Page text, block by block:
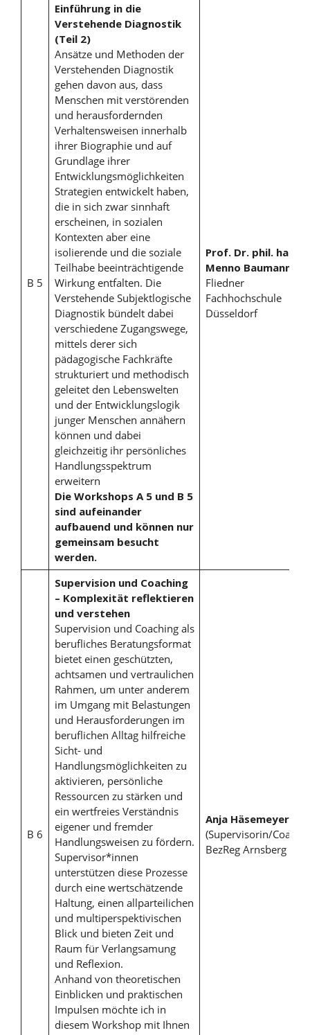
B 5
Einführung in die
Verstehende Diagnostik
(Teil 2)
Ansätze und Methoden der
Verstehenden Diagnostik
gehen davon aus, dass
Menschen mit verstörenden
und herausfordernden
Verhaltensweisen innerhalb
ihrer Biographie und auf
Grundlage ihrer
Entwicklungsmöglichkeiten
Strategien entwickelt haben,
die in sich zwar sinnhaft
erscheinen, in sozialen
Kontexten aber eine
isolierende und die soziale
Teilhabe beeinträchtigende
Wirkung entfalten. Die
Verstehende Subjektlogische
Diagnostik bündelt dabei
verschiedene Zugangswege,
mittels derer sich
pädagogische Fachkräfte
strukturiert und methodisch
geleitet den Lebenswelten
und der Entwicklungslogik
junger Menschen annähern
können und dabei
gleichzeitig ihr persönliches
Handlungsspektrum
erweitern
Die Workshops A 5 und B 5
sind aufeinander
aufbauend und können nur
gemeinsam besucht
werden.
Prof. Dr. phil. habil.
Menno Baumann
Fliedner
Fachhochschule
Düsseldorf
B 6
Supervision und Coaching
– Komplexität reflektieren
und verstehen
Supervision und Coaching als
berufliches Beratungsformat
bietet einen geschützten,
achtsamen und vertraulichen
Rahmen, um unter anderem
im Umgang mit Belastungen
und Herausforderungen im
beruflichen Alltag hilfreiche
Sicht- und
Handlungsmöglichkeiten zu
aktivieren, persönliche
Ressourcen zu stärken und
ein wertfreies Verständnis
eigener und fremder
Handlungsweisen zu fördern.
Supervisor*innen
unterstützen diese Prozesse
durch eine wertschätzende
Haltung, einen allparteilichen
und multiperspektivischen
Blick und bieten Zeit und
Raum für Verlangsamung
und Reflexion.
Anhand von theoretischen
Einblicken und praktischen
Impulsen möchte ich in
diesem Workshop mit Ihnen
Anja Häsemeyer
(Supervisorin/Coach),
BezReg Arnsberg